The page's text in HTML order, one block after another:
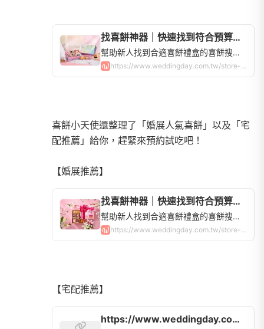
找喜餅神器｜快速找到符合預算的喜餅禮盒，全台喜餅品牌查詢 | WeddingDay好婚市集
幫助新人找到合適喜餅禮盒的喜餅搜尋器！全台60間喜餅店，中式、西式、法式、日式禮盒，手工餅乾蛋糕超多選擇，讓你快速比價、申請試吃！
喜餅小天使還整理了「婚展人氣喜餅」以及「宅
配推薦」給你，趕緊來預約試吃吧！
找喜餅神器｜快速找到符合預算的喜餅禮盒，全台喜餅品牌查詢 | WeddingDay好婚市集
幫助新人找到合適喜餅禮盒的喜餅搜尋器！全台60間喜餅店，中式、西式、法式、日式禮盒，手工餅乾蛋糕超多選擇，讓你快速比價、申請試吃！
https://www.weddingday.com.tw/store-weddingcake/tasting｜